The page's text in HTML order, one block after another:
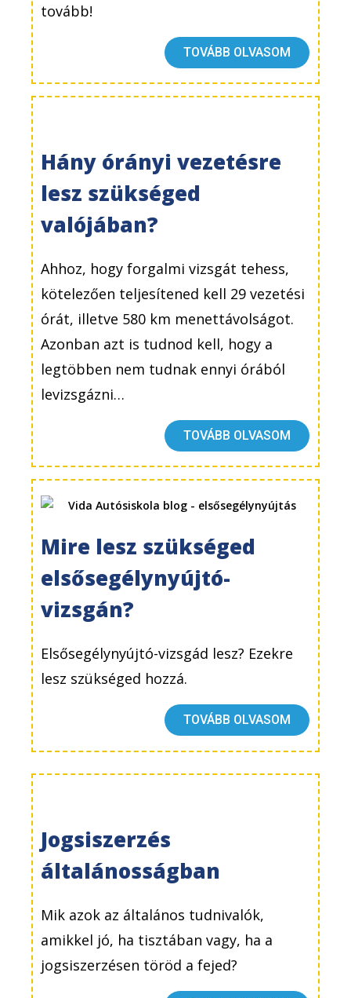
tovább!
TOVÁBB OLVASOM
Hány órányi vezetésre
lesz szükséged
valójában?
Ahhoz, hogy forgalmi vizsgát tehess,
kötelezően teljesítened kell 29 vezetési
órát, illetve 580 km menettávolságot.
Azonban azt is tudnod kell, hogy a
legtöbben nem tudnak ennyi órából
levizsgázni…
TOVÁBB OLVASOM
Mire lesz szükséged
elsősegélynyújtó-
vizsgán?
Elsősegélynyújtó-vizsgád lesz? Ezekre
lesz szükséged hozzá.
TOVÁBB OLVASOM
Jogsiszerzés
általánosságban
Mik azok az általános tudnivalók,
amikkel jó, ha tisztában vagy, ha a
jogsiszerzésen töröd a fejed?